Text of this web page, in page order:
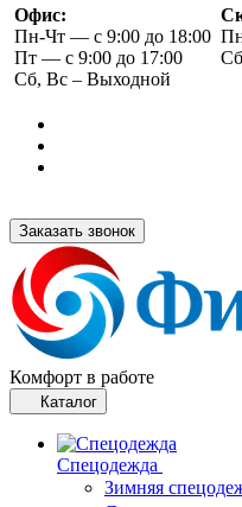
Офис:
Пн-Чт — с 9:00 до 18:00
Пт — с 9:00 до 17:00
Сб, Вс – Выходной
Заказать звонок
Комфорт в работе
Каталог
Спецодежда
Зимняя